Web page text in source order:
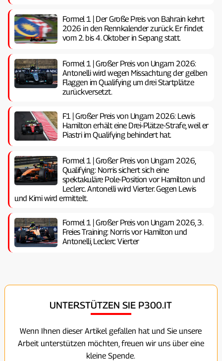
Formel 1 | Der Große Preis von Bahrain kehrt
2026 in den Rennkalender zurück. Er findet
vom 2. bis 4. Oktober in Sepang statt.
Formel 1 | Großer Preis von Ungarn 2026:
Antonelli wird wegen Missachtung der gelben
Flaggen im Qualifying um drei Startplätze
zurückversetzt.
F1 | Großer Preis von Ungarn 2026: Lewis
Hamilton erhält eine Drei-Plätze-Strafe, weil er
Piastri im Qualifying behindert hat.
Formel 1 | Großer Preis von Ungarn 2026,
Qualifying: Norris sichert sich eine
spektakuläre Pole-Position vor Hamilton und
Leclerc. Antonelli wird Vierter. Gegen Lewis
und Kimi wird ermittelt.
Formel 1 | Großer Preis von Ungarn 2026, 3.
Freies Training: Norris vor Hamilton und
Antonelli, Leclerc Vierter
UNTERSTÜTZEN SIE P300.IT
Wenn Ihnen dieser Artikel gefallen hat und Sie unsere
Arbeit unterstützen möchten, freuen wir uns über eine
kleine Spende.